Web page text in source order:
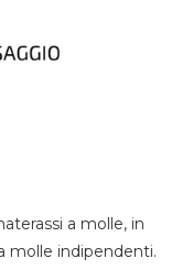
a molle, in
molle indipendenti.